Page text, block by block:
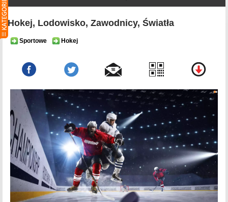
Hokej, Lodowisko, Zawodnicy, Światła
Sportowe Hokej